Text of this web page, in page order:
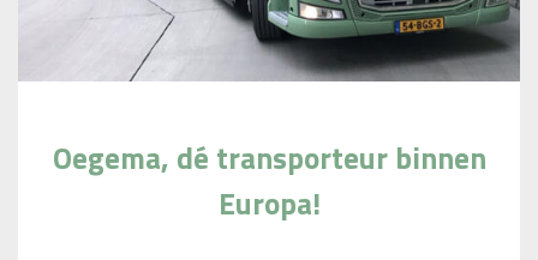
Oegema, dé transporteur binnen
Europa!